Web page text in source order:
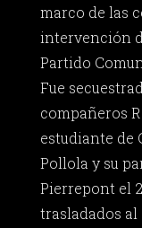
marco de las
intervención
Partido
Fue
compañeros
estudiante de
Pollola y su
Pierrepont el
trasladados